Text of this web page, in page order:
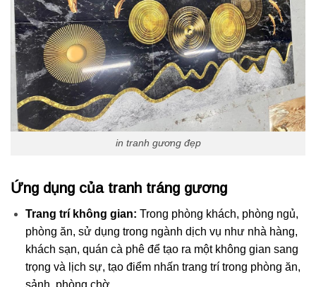
in tranh gương đẹp
Ứng dụng của tranh tráng gương
Trang trí không gian: Trong phòng khách, phòng ngủ,
phòng ăn, sử dụng trong ngành dịch vụ như nhà hàng,
khách sạn, quán cà phê để tạo ra một không gian sang
trọng và lịch sự, tạo điểm nhấn trang trí trong phòng ăn,
sảnh, phòng chờ,…